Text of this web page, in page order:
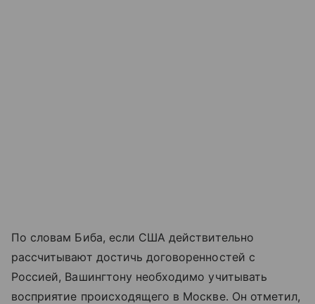
По словам Биба, если США действительно
рассчитывают достичь договоренностей с
Россией, Вашингтону необходимо учитывать
восприятие происходящего в Москве. Он отметил,